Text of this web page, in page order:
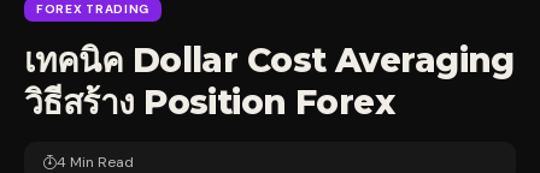
FOREX TRADING
เทคนิค Dollar Cost Averaging
วิธีสร้าง Position Forex
4 Min Read